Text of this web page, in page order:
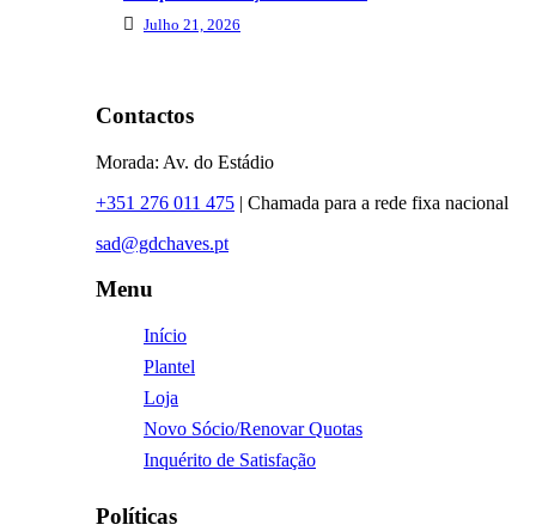
Julho 21, 2026
Contactos
Morada: Av. do Estádio
+351 276 011 475 | Chamada para a rede fixa nacional
sad@gdchaves.pt
Menu
Início
Plantel
Loja
Novo Sócio/Renovar Quotas
Inquérito de Satisfação
Políticas